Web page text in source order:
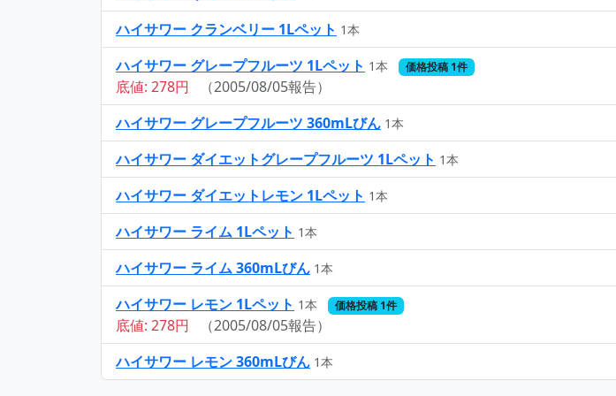
ハイサワー クランベリー 1Lペット 1本
ハイサワー グレープフルーツ 1Lペット 1本 価格投稿 1件
底値: 278円
（2005/08/05報告）
ハイサワー グレープフルーツ 360mLびん 1本
ハイサワー ダイエットグレープフルーツ 1Lペット 1本
ハイサワー ダイエットレモン 1Lペット 1本
ハイサワー ライム 1Lペット 1本
ハイサワー ライム 360mLびん 1本
ハイサワー レモン 1Lペット 1本 価格投稿 1件
底値: 278円
（2005/08/05報告）
ハイサワー レモン 360mLびん 1本